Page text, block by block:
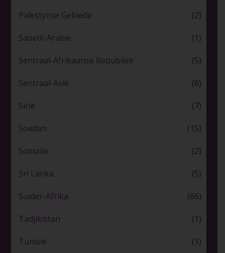
Palestynse Gebiede (2)
Saoedi-Arabië (1)
Sentraal-Afrikaanse Republiek (5)
Sentraal-Asië (6)
Sirië (7)
Soedan (15)
Somalië (2)
Sri Lanka (5)
Suider-Afrika (66)
Tadjikistan (1)
Tunisië (1)